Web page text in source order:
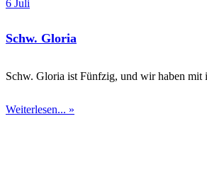
6 Juli
Schw. Gloria
Schw. Gloria ist Fünfzig, und wir haben mit
Weiterlesen... »